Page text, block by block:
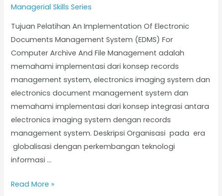
Managerial Skills Series
Tujuan Pelatihan An Implementation Of Electronic
Documents Management System (EDMS) For
Computer Archive And File Management adalah
memahami implementasi dari konsep records
management system, electronics imaging system dan
electronics document management system dan
memahami implementasi dari konsep integrasi antara
electronics imaging system dengan records
management system. Deskripsi Organisasi pada era
globalisasi dengan perkembangan teknologi
informasi …
Read More »